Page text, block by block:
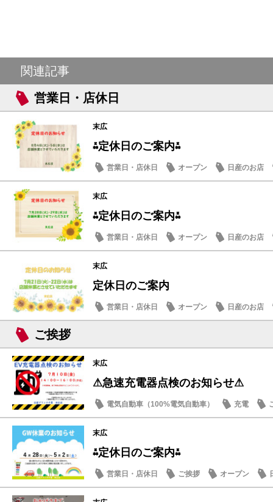
関連記事
営業日・店休日
末広
⁂定休日のご案内⁂
営業日・店休日 オープン 日産のお店
末広
⁂定休日のご案内⁂
営業日・店休日 オープン 日産のお店
末広
定休日のご案内
営業日・店休日 オープン 日産のお店
ご挨拶
末広
⚠急速充電器点検のお知らせ⚠
電気自動車（100%電気自動車） 充電
末広
⁂定休日のご案内⁂
営業日・店休日 ご挨拶 オープン